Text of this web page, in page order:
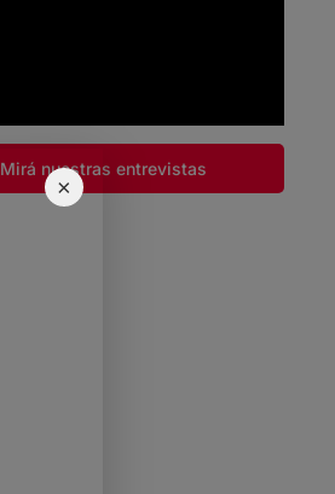
×
Mirá nuestras entrevistas